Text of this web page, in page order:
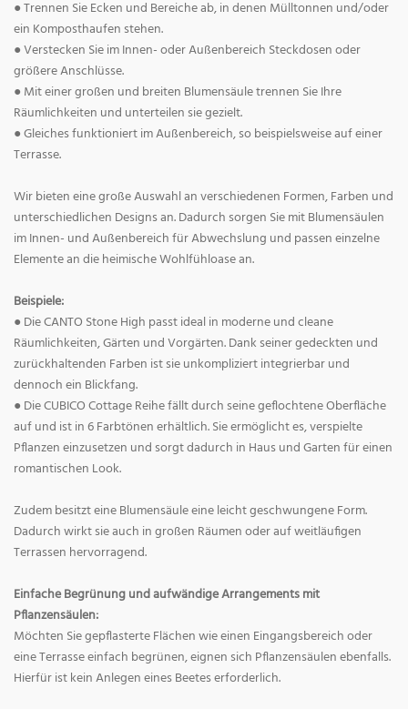
● Trennen Sie Ecken und Bereiche ab, in denen Mülltonnen und/oder
ein Komposthaufen stehen.
● Verstecken Sie im Innen- oder Außenbereich Steckdosen oder
größere Anschlüsse.
● Mit einer großen und breiten Blumensäule trennen Sie Ihre
Räumlichkeiten und unterteilen sie gezielt.
● Gleiches funktioniert im Außenbereich, so beispielsweise auf einer
Terrasse.
Wir bieten eine große Auswahl an verschiedenen Formen, Farben und
unterschiedlichen Designs an. Dadurch sorgen Sie mit Blumensäulen
im Innen- und Außenbereich für Abwechslung und passen einzelne
Elemente an die heimische Wohlfühloase an.
Beispiele:
● Die CANTO Stone High passt ideal in moderne und cleane
Räumlichkeiten, Gärten und Vorgärten. Dank seiner gedeckten und
zurückhaltenden Farben ist sie unkompliziert integrierbar und
dennoch ein Blickfang.
● Die CUBICO Cottage Reihe fällt durch seine geflochtene Oberfläche
auf und ist in 6 Farbtönen erhältlich. Sie ermöglicht es, verspielte
Pflanzen einzusetzen und sorgt dadurch in Haus und Garten für einen
romantischen Look.
Zudem besitzt eine Blumensäule eine leicht geschwungene Form.
Dadurch wirkt sie auch in großen Räumen oder auf weitläufigen
Terrassen hervorragend.
Einfache Begrünung und aufwändige Arrangements mit
Pflanzensäulen:
Möchten Sie gepflasterte Flächen wie einen Eingangsbereich oder
eine Terrasse einfach begrünen, eignen sich Pflanzensäulen ebenfalls.
Hierfür ist kein Anlegen eines Beetes erforderlich.